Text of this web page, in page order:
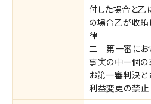
付した場合と
の場合乙が收賄
律
二 第一審にお
事実の中一個の
お第一審判決
利益変更の禁止